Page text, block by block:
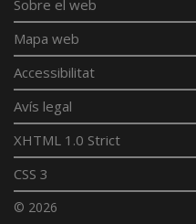
Sobre el web
Mapa web
Accessibilitat
Avís legal
XHTML 1.0 Strict
CSS 3
© 2026